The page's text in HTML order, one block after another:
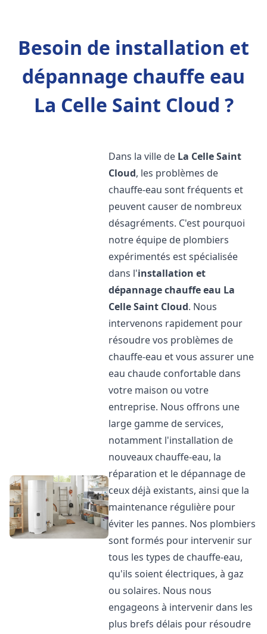
Besoin de installation et
dépannage chauffe eau
La Celle Saint Cloud ?
Dans la ville de La Celle Saint
Cloud, les problèmes de
chauffe-eau sont fréquents et
peuvent causer de nombreux
désagréments. C'est pourquoi
notre équipe de plombiers
expérimentés est spécialisée
dans l'installation et
dépannage chauffe eau La
Celle Saint Cloud. Nous
intervenons rapidement pour
résoudre vos problèmes de
chauffe-eau et vous assurer une
eau chaude confortable dans
votre maison ou votre
entreprise. Nous offrons une
large gamme de services,
notamment l'installation de
nouveaux chauffe-eau, la
réparation et le dépannage de
ceux déjà existants, ainsi que la
maintenance régulière pour
éviter les pannes. Nos plombiers
sont formés pour intervenir sur
tous les types de chauffe-eau,
qu'ils soient électriques, à gaz
ou solaires. Nous nous
engageons à intervenir dans les
plus brefs délais pour résoudre